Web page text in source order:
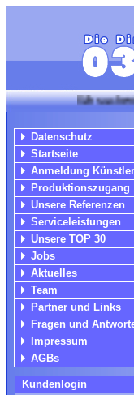
Wir suchen für
Datenschutz
Startseite
Anmeldung Künstler
Produktionszugang
Unsere Referenzen
Serviceleistungen
Unsere TOP 30
Jobs
Aktuelles
Team
Partner und Links
Fragen und
Impressum
AGBs
Kundenlogin